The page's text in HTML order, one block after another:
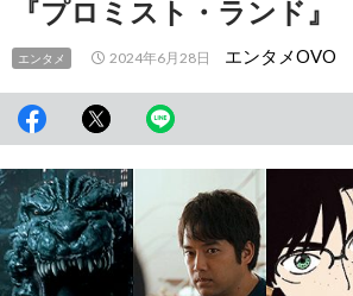
『プロミスト・ランド』
エンタメ 2024年6月28日 エンタメOVO